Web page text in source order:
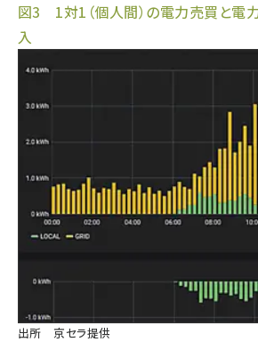
図3 1対1（個人間）の電力売買と電
入
出所 京セラ提供